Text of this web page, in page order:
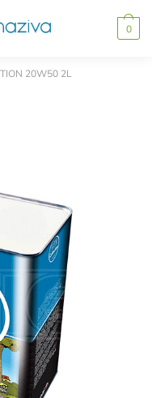
0
20W50 2L